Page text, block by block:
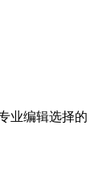
业编辑选择的